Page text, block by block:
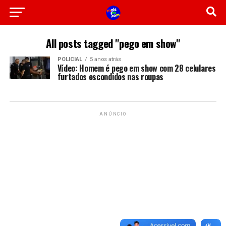
All posts tagged "pego em show"
POLICIAL 5 anos atrás
Vídeo: Homem é pego em show com 28 celulares
furtados escondidos nas roupas
ANÚNCIO